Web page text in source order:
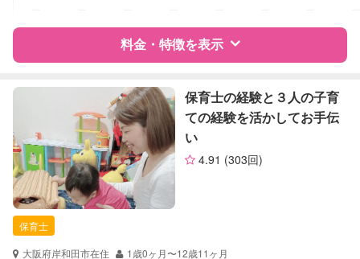
レッスン 絵・工作レッスン
（定期特典）
対応可能
料金・特徴を表示
特徴 料金 レビュー
サポートの特徴
資格
自治体届出済ベビーシッター
保育士
幼稚園教諭
対応可能/特徴 子育て経験
保育士の経験と３人の子育
ての経験を活かしてお手伝
い
4.91 (303回)
保育士
大阪府岸和田市在住
1歳0ヶ月〜12歳11ヶ月